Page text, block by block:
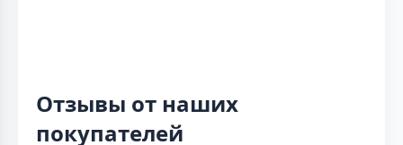
Отзывы от наших
покупателей